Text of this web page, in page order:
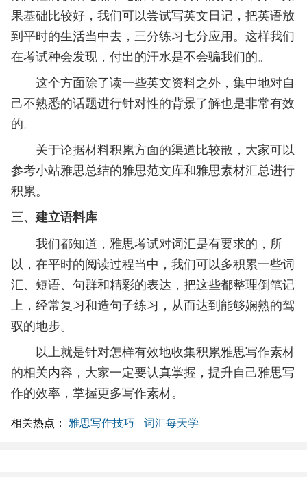
果基础比较好，我们可以尝试写英文日记，把英语放
到平时的生活当中去，三分练习七分应用。这样我们
在考试种会发现，付出的汗水是不会骗我们的。
这个方面除了读一些英文资料之外，集中地对自
己不熟悉的话题进行针对性的背景了解也是非常有效
的。
关于论据材料积累方面的渠道比较散，大家可以
参考小站雅思总结的雅思范文库和雅思素材汇总进行
积累。
三、建立语料库
我们都知道，雅思考试对词汇是有要求的，所
以，在平时的阅读过程当中，我们可以多积累一些词
汇、短语、句群和精彩的表达，把这些都整理倒笔记
上，经常复习和造句子练习，从而达到能够娴熟的驾
驭的地步。
以上就是针对怎样有效地收集积累雅思写作素材
的相关内容，大家一定要认真掌握，提升自己雅思写
作的效率，掌握更多写作素材。
相关热点： 雅思写作技巧 词汇每天学